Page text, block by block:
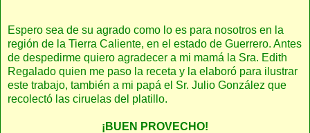
Espero sea de su agrado como lo es para nosotros en la
región de la Tierra Caliente, en el estado de Guerrero. Antes
de despedirme quiero agradecer a mi mamá la Sra. Edith
Regalado quien me paso la receta y la elaboró para ilustrar
este trabajo, también a mi papá el Sr. Julio González que
recolectó las ciruelas del platillo.
¡BUEN PROVECHO!